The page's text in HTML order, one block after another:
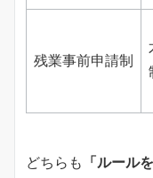
残業事前申請制
どちらも 「ルール